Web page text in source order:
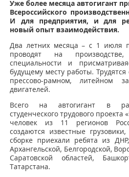
ФОТОГАЛЕРЕЯ
КОНТАКТНАЯ ИНФОРМАЦИЯ
Уже более месяца автогигант
Всероссийского
И для предприятия, и для
новый опыт взаимодействия.
Два летних месяца – с 1 июля
проводят на
специальности и
будущему месту работы.
прессово-рамном, литейном
двигателей.
Всего на автогигант в
студенческого трудового
человек из 11 регионов
создаются известные
сборке приехали ребята из
Архангельской, Белгородской,
Саратовской областей,
Татарстана.